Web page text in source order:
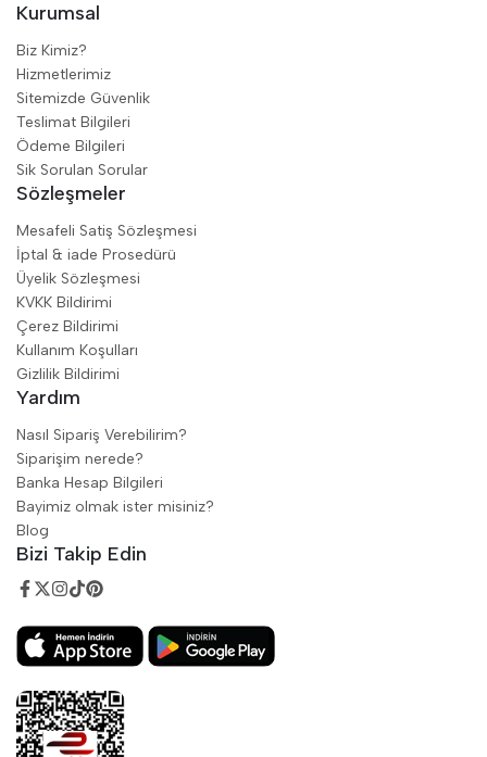
Kurumsal
Biz Kimiz?
Hizmetlerimiz
Sitemizde Güvenlik
Teslimat Bilgileri
Ödeme Bilgileri
Sik Sorulan Sorular
Sözleşmeler
Mesafeli Satiş Sözleşmesi
İptal & iade Prosedürü
Üyelik Sözleşmesi
KVKK Bildirimi
Çerez Bildirimi
Kullanım Koşulları
Gizlilik Bildirimi
Yardım
Nasıl Sipariş Verebilirim?
Siparişim nerede?
Banka Hesap Bilgileri
Bayimiz olmak ister misiniz?
Blog
Bizi Takip Edin